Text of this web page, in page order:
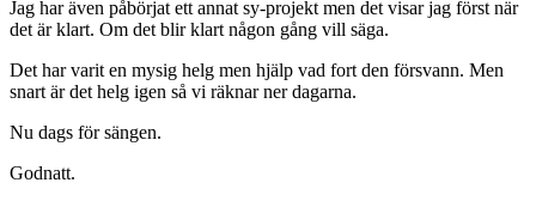
Jag har även påbörjat ett annat sy-projekt men det visar jag först när
det är klart. Om det blir klart någon gång vill säga.
Det har varit en mysig helg men hjälp vad fort den försvann. Men
snart är det helg igen så vi räknar ner dagarna.
Nu dags för sängen.
Godnatt.